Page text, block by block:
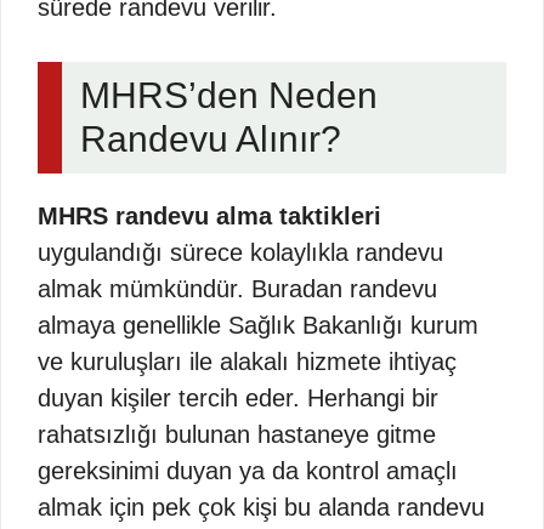
sürede randevu verilir.
MHRS’den Neden
Randevu Alınır?
MHRS randevu alma taktikleri
uygulandığı sürece kolaylıkla randevu
almak mümkündür. Buradan randevu
almaya genellikle Sağlık Bakanlığı kurum
ve kuruluşları ile alakalı hizmete ihtiyaç
duyan kişiler tercih eder. Herhangi bir
rahatsızlığı bulunan hastaneye gitme
gereksinimi duyan ya da kontrol amaçlı
almak için pek çok kişi bu alanda randevu